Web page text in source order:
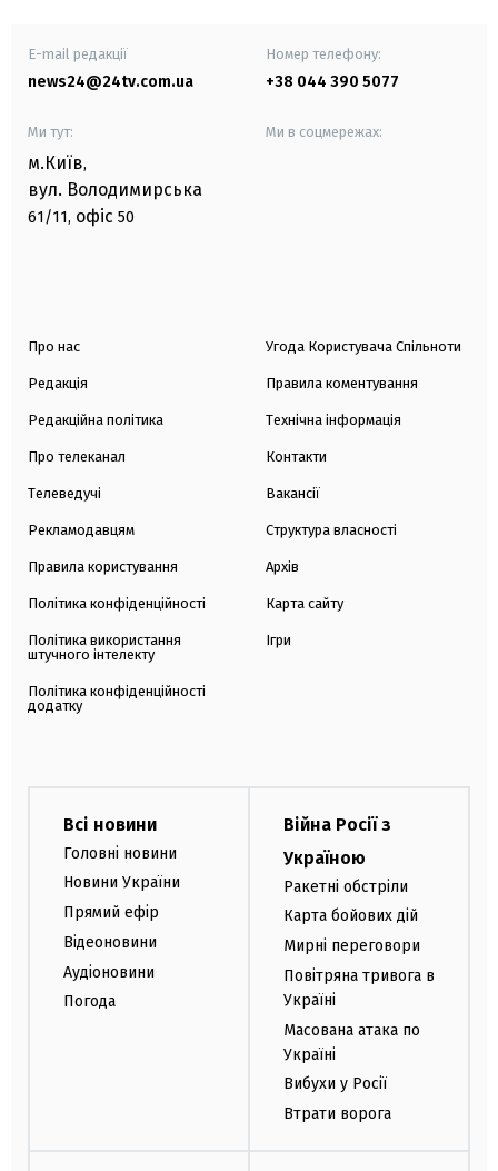
E-mail редакції
news24@24tv.com.ua
Номер телефону:
+38 044 390 5077
Ми тут:
м.Київ,
вул. Володимирська
61/11, офіс 50
Ми в соцмережах:
Про нас
Редакція
Редакційна політика
Про телеканал
Телеведучі
Рекламодавцям
Правила користування
Політика конфіденційності
Політика використання
штучного інтелекту
Політика конфіденційності
додатку
Угода Користувача Спільноти
Правила коментування
Технічна інформація
Контакти
Вакансії
Структура власності
Архів
Карта сайту
Ігри
Всі новини
Головні новини
Новини України
Прямий ефір
Відеоновини
Аудіоновини
Погода
Війна Росії з
Україною
Ракетні обстріли
Карта бойових дій
Мирні переговори
Повітряна тривога в
Україні
Масована атака по
Україні
Вибухи у Росії
Втрати ворога